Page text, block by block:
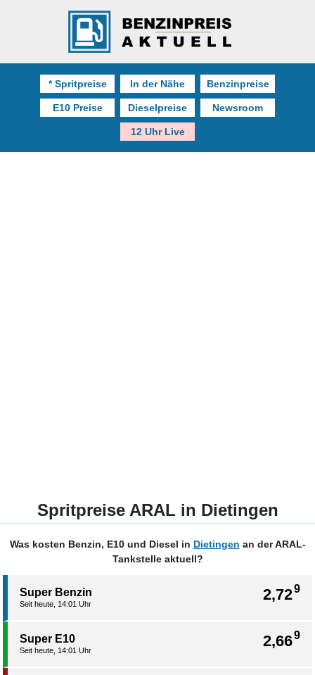
* Spritpreise In der Nähe Benzinpreise
E10 Preise Dieselpreise Newsroom
12 Uhr Live
Spritpreise ARAL in Dietingen
Was kosten Benzin, E10 und Diesel in Dietingen an der ARAL-
Tankstelle aktuell?
2,729
Super Benzin
Seit heute, 14:01 Uhr
2,669
Super E10
Seit heute, 14:01 Uhr